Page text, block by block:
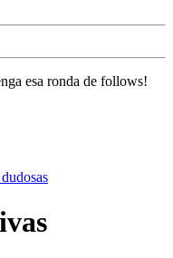
esa ronda de follows!